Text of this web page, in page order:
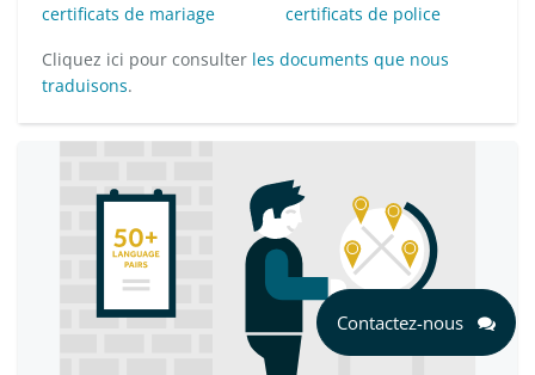
certificats de mariage
certificats de police
Cliquez ici pour consulter les documents que nous
traduisons.
Contactez-nous